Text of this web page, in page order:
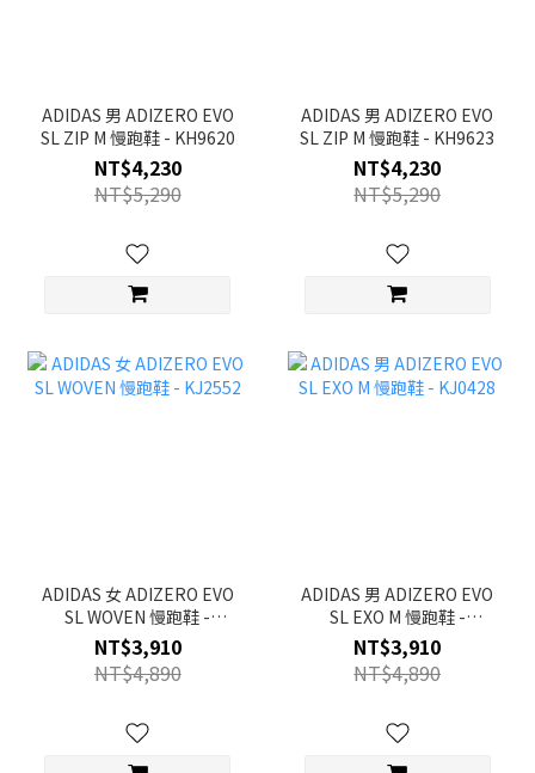
ADIDAS 男 ADIZERO EVO
SL ZIP M 慢跑鞋 - KH9620
NT$4,230
NT$5,290
ADIDAS 男 ADIZERO EVO
SL ZIP M 慢跑鞋 - KH9623
NT$4,230
NT$5,290
ADIDAS 女 ADIZERO EVO
SL WOVEN 慢跑鞋 -
KJ2552
NT$3,910
NT$4,890
ADIDAS 男 ADIZERO EVO
SL EXO M 慢跑鞋 -
KJ0428
NT$3,910
NT$4,890